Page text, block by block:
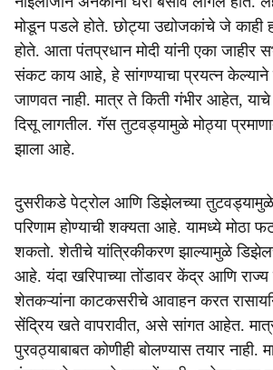
मोडून पडले होते. छोट्या उद्योजकांचे जे काही
होते. आता पंतप्रधान मोदी यांनी एका जाहीर
संकट काय आहे, हे सांगण्याचा प्रयत्न केल्याने
जाणवत नाही. मात्र ते किती गंभीर आहेत,
दिसू लागतील. गॅस तुटवड्यामुळे मोठ्या
झाला आहे.
दुसरीकडे पेट्रोल आणि डिझेलच्या तुटवड्यामुळे
परिणाम होण्याची शक्यता आहे. यामध्ये मोठा
शकतो. शेतीचे यांत्रिकीकरण झाल्यामुळे
आहे. यंदा खरिपाच्या तोंडावर केंद्र आणि
शेतकऱ्यांना काटकसरीचे आवाहन करत
सेंद्रिय खते वापरावीत, असे सांगत आहेत.
पुरवठ्याबाबत कोणीही बोलण्यास तयार नाही.